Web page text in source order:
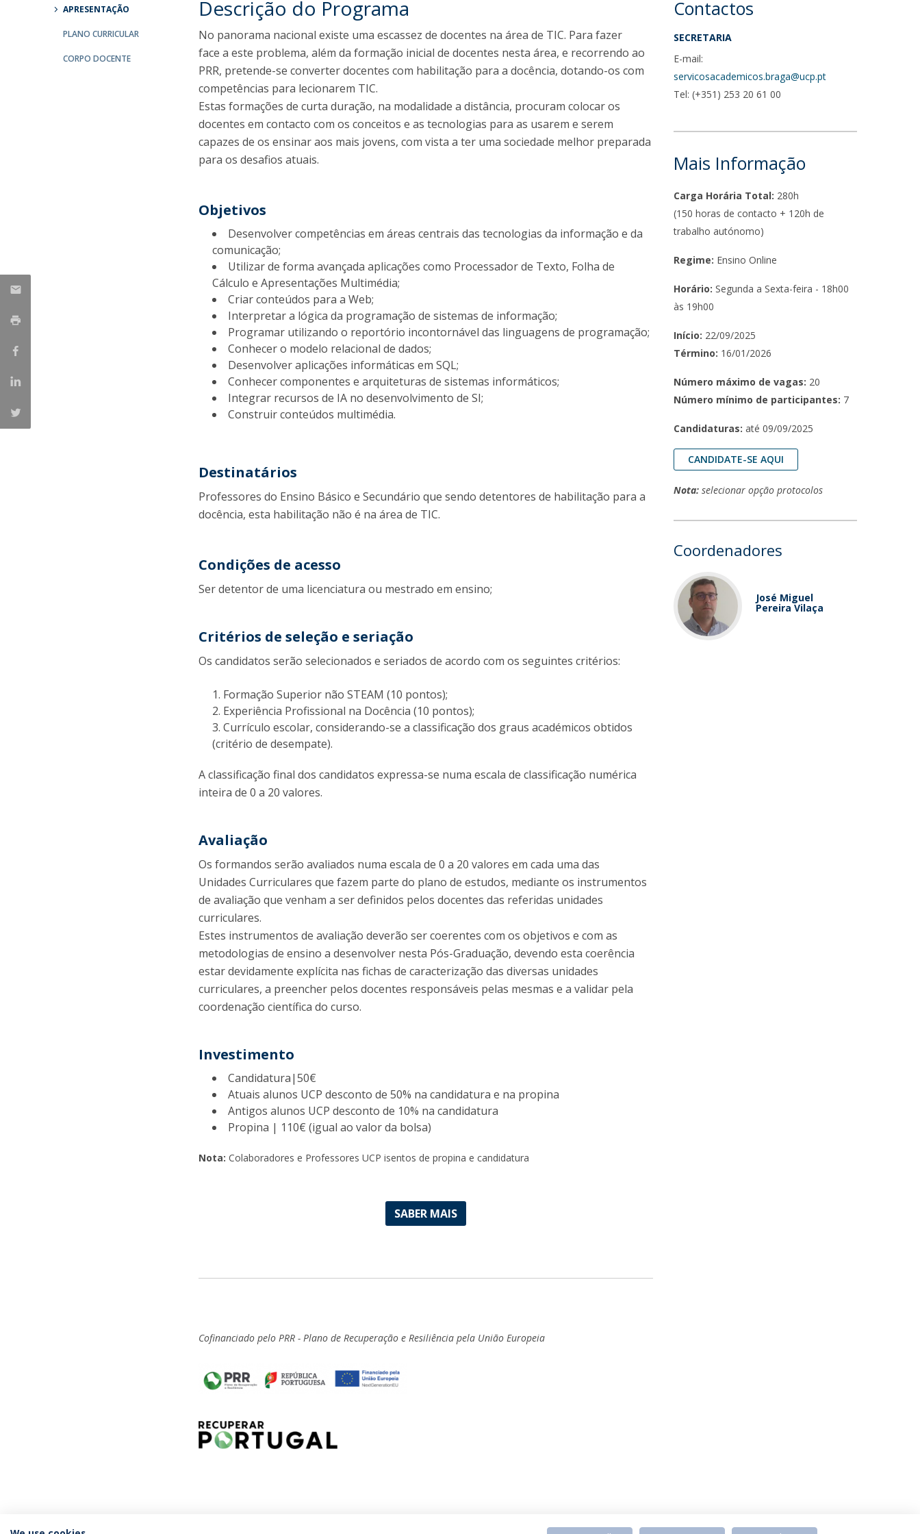
Porquê escolher um Mestrado na FFCS?
Bolsas de Estudo
Alunos Internacionais
Católica Braga Executive Academy
Apresentação
Programas
Informações globais
Provedorias
Diretório de Contactos
APRESENTAÇÃO
PLANO CURRICULAR
CORPO DOCENTE
Descrição do Programa
No panorama nacional existe uma escassez de docentes na área de TIC. Para fazer
face a este problema, além da formação inicial de docentes nesta área, e recorrendo ao
PRR, pretende-se converter docentes com habilitação para a docência, dotando-os com
competências para lecionarem TIC.
Estas formações de curta duração, na modalidade a distância, procuram colocar os
docentes em contacto com os conceitos e as tecnologias para as usarem e serem
capazes de os ensinar aos mais jovens, com vista a ter uma sociedade melhor preparada
para os desafios atuais.
Objetivos
Desenvolver competências em áreas centrais das tecnologias da informação e da
comunicação;
Utilizar de forma avançada aplicações como Processador de Texto, Folha de
Cálculo e Apresentações Multimédia;
Criar conteúdos para a Web;
Interpretar a lógica da programação de sistemas de informação;
Programar utilizando o reportório incontornável das linguagens de programação;
Conhecer o modelo relacional de dados;
Desenvolver aplicações informáticas em SQL;
Conhecer componentes e arquiteturas de sistemas informáticos;
Integrar recursos de IA no desenvolvimento de SI;
Construir conteúdos multimédia.
Destinatários
Professores do Ensino Básico e Secundário que sendo detentores de habilitação para a
docência, esta habilitação não é na área de TIC.
Condições de acesso
Ser detentor de uma licenciatura ou mestrado em ensino;
Critérios de seleção e seriação
Os candidatos serão selecionados e seriados de acordo com os seguintes critérios:
Formação Superior não STEAM (10 pontos);
Experiência Profissional na Docência (10 pontos);
Currículo escolar, considerando-se a classificação dos graus académicos obtidos
(critério de desempate).
A classificação final dos candidatos expressa-se numa escala de classificação numérica
inteira de 0 a 20 valores.
Avaliação
Os formandos serão avaliados numa escala de 0 a 20 valores em cada uma das
Unidades Curriculares que fazem parte do plano de estudos, mediante os instrumentos
de avaliação que venham a ser definidos pelos docentes das referidas unidades
curriculares.
Estes instrumentos de avaliação deverão ser coerentes com os objetivos e com as
metodologias de ensino a desenvolver nesta Pós-Graduação, devendo esta coerência
estar devidamente explícita nas fichas de caracterização das diversas unidades
curriculares, a preencher pelos docentes responsáveis pelas mesmas e a validar pela
coordenação científica do curso.
Investimento
Candidatura|50€
Atuais alunos UCP desconto de 50% na candidatura e na propina
Antigos alunos UCP desconto de 10% na candidatura
Propina | 110€ (igual ao valor da bolsa)
Nota: Colaboradores e Professores UCP isentos de propina e candidatura
SABER MAIS
Cofinanciado pelo PRR - Plano de Recuperação e Resiliência pela União Europeia
Contactos
SECRETARIA
E-mail:
servicosacademicos.braga@ucp.pt
Tel: (+351) 253 20 61 00
Mais Informação
Carga Horária Total: 280h
(150 horas de contacto + 120h de
trabalho autónomo)
Regime: Ensino Online
Horário: Segunda a Sexta-feira - 18h00
às 19h00
Início: 22/09/2025
Término: 16/01/2026
Número máximo de vagas: 20
Número mínimo de participantes: 7
Candidaturas: até 09/09/2025
CANDIDATE-SE AQUI
Nota: selecionar opção protocolos
Coordenadores
José Miguel
Pereira Vilaça